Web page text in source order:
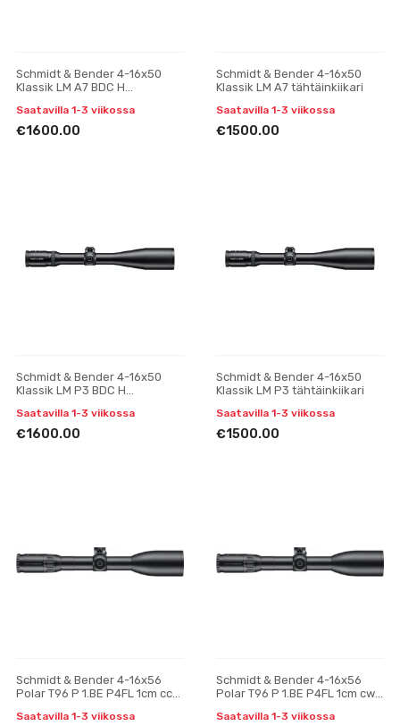
Schmidt & Bender 4-16x50
Klassik LM A7 BDC H
Saatavilla 1-3 viikossa
€1600.00
Schmidt & Bender 4-16x50
Klassik LM A7 tähtäinkiikari
Saatavilla 1-3 viikossa
€1500.00
Schmidt & Bender 4-16x50
Klassik LM P3 BDC H
Saatavilla 1-3 viikossa
€1600.00
Schmidt & Bender 4-16x50
Klassik LM P3 tähtäinkiikari
Saatavilla 1-3 viikossa
€1500.00
Schmidt & Bender 4-16x56
Polar T96 P 1.BE P4FL 1cm ccw
Saatavilla 1-3 viikossa
Schmidt & Bender 4-16x56
Polar T96 P 1.BE P4FL 1cm cw
Saatavilla 1-3 viikossa